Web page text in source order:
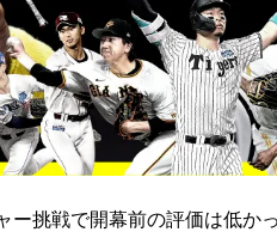
ー挑戦で開幕前の評価は低か